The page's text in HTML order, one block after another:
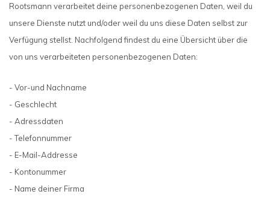
Rootsmann verarbeitet deine personenbezogenen Daten, weil du
unsere Dienste nutzt und/oder weil du uns diese Daten selbst zur
Verfügung stellst. Nachfolgend findest du eine Übersicht über die
von uns verarbeiteten personenbezogenen Daten:
- Vor-und Nachname
- Geschlecht
- Adressdaten
- Telefonnummer
- E-Mail-Addresse
- Kontonummer
- Name deiner Firma